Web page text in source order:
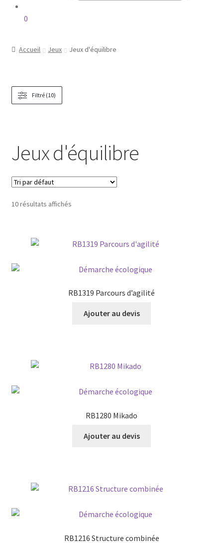
0
Accueil Jeux Jeux d'équilibre
Jeux d'équilibre
10 résultats affichés
RB1319 Parcours d’agilité
Ajouter au devis
RB1280 Mikado
Ajouter au devis
RB1216 Structure combinée
Filtré (10)